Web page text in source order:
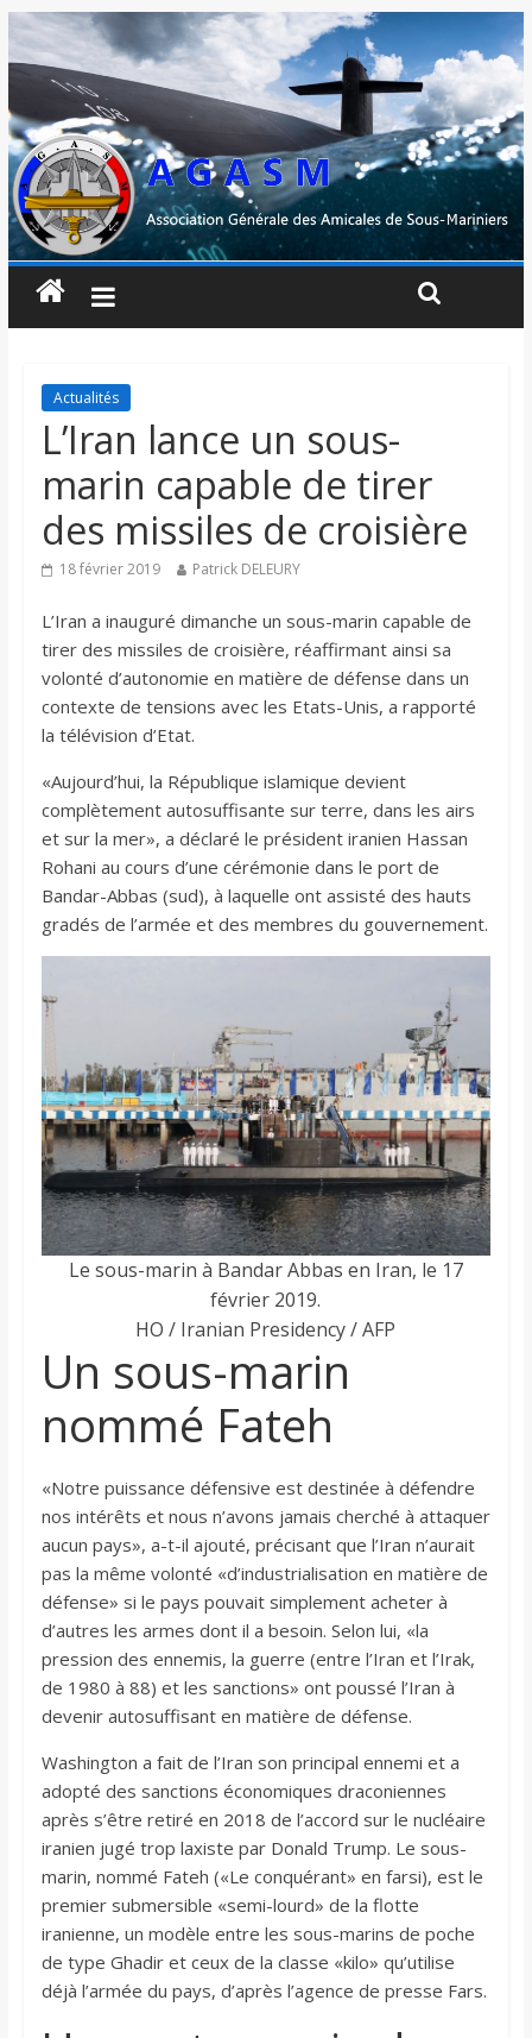
Actualités
L’Iran lance un sous-
marin capable de tirer
des missiles de croisière
18 février 2019 Patrick DELEURY
L’Iran a inauguré dimanche un sous-marin capable de
tirer des missiles de croisière, réaffirmant ainsi sa
volonté d’autonomie en matière de défense dans un
contexte de tensions avec les Etats-Unis, a rapporté
la télévision d’Etat.
«Aujourd’hui, la République islamique devient
complètement autosuffisante sur terre, dans les airs
et sur la mer», a déclaré le président iranien Hassan
Rohani au cours d’une cérémonie dans le port de
Bandar-Abbas (sud), à laquelle ont assisté des hauts
gradés de l’armée et des membres du gouvernement.
Le sous-marin à Bandar Abbas en Iran, le 17
février 2019.
HO / Iranian Presidency / AFP
Un sous-marin
nommé Fateh
«Notre puissance défensive est destinée à défendre
nos intérêts et nous n’avons jamais cherché à attaquer
aucun pays», a-t-il ajouté, précisant que l’Iran n’aurait
pas la même volonté «d’industrialisation en matière de
défense» si le pays pouvait simplement acheter à
d’autres les armes dont il a besoin. Selon lui, «la
pression des ennemis, la guerre (entre l’Iran et l’Irak,
de 1980 à 88) et les sanctions» ont poussé l’Iran à
devenir autosuffisant en matière de défense.
Washington a fait de l’Iran son principal ennemi et a
adopté des sanctions économiques draconiennes
après s’être retiré en 2018 de l’accord sur le nucléaire
iranien jugé trop laxiste par Donald Trump. Le sous-
marin, nommé Fateh («Le conquérant» en farsi), est le
premier submersible «semi-lourd» de la flotte
iranienne, un modèle entre les sous-marins de poche
de type Ghadir et ceux de la classe «kilo» qu’utilise
déjà l’armée du pays, d’après l’agence de presse Fars.